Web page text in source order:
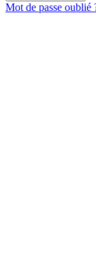
Mot de passe oublié